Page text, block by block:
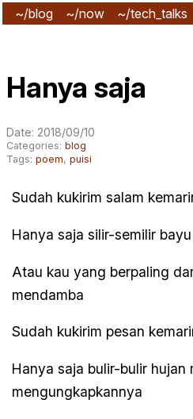
~/blog ~/now ~/tech_talks
Hanya saja
Date: 2018/09/10
Categories:blog
Tags:poem,puisi
Sudah kukirim salam
Hanya saja silir-semilir
Atau kau yang berpaling
mendamba
Sudah kukirim pesan
Hanya saja bulir-bulir hujan
mengungkapkannya